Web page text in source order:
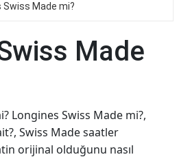
Swiss Made mi?
Made
Longines Swiss Made mi?,
Swiss Made saatler
orijinal olduğunu nasıl